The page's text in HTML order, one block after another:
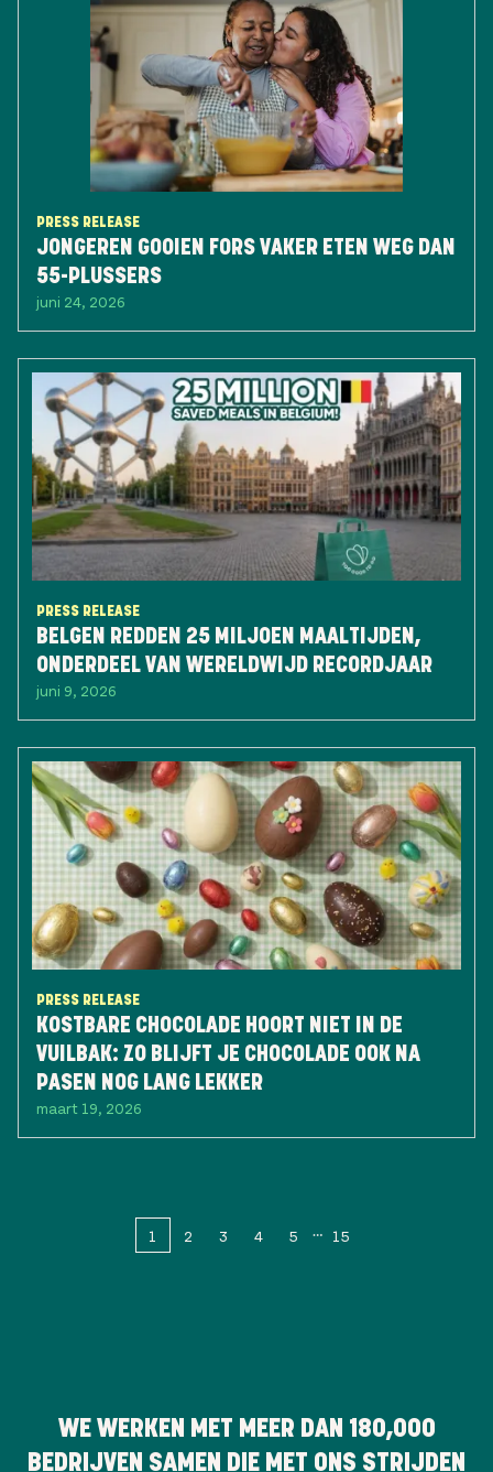
PRESS RELEASE
JONGEREN GOOIEN FORS VAKER ETEN WEG DAN
55-PLUSSERS
juni 24, 2026
PRESS RELEASE
BELGEN REDDEN 25 MILJOEN MAALTIJDEN,
ONDERDEEL VAN WERELDWIJD RECORDJAAR
juni 9, 2026
PRESS RELEASE
KOSTBARE CHOCOLADE HOORT NIET IN DE
VUILBAK: ZO BLIJFT JE CHOCOLADE OOK NA
PASEN NOG LANG LEKKER
maart 19, 2026
1 2 3 4 5 15
WE WERKEN MET MEER DAN 180,000
BEDRIJVEN SAMEN DIE MET ONS STRIJDEN